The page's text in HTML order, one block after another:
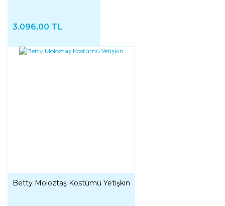
3.096,00 TL
Betty Moloztaş Kostümü Yetişkin